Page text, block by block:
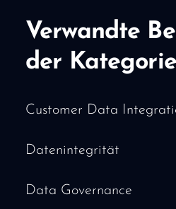
Verwandte
der
Customer Data
Datenintegrität
Data Governance